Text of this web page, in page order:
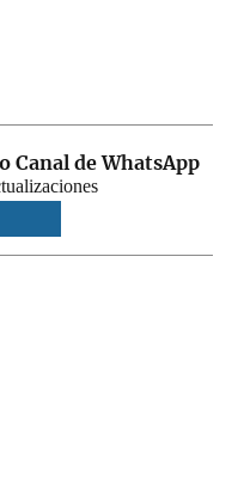
Canal de WhatsApp